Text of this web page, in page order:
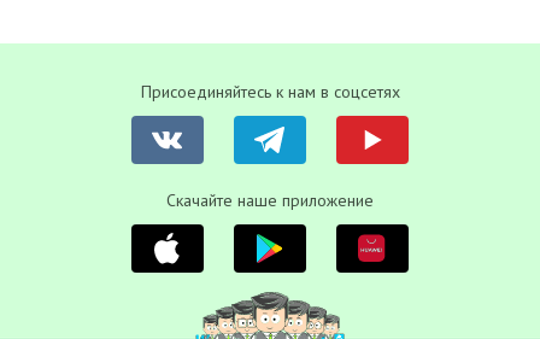
Присоединяйтесь к нам в соцсетях
Скачайте наше приложение